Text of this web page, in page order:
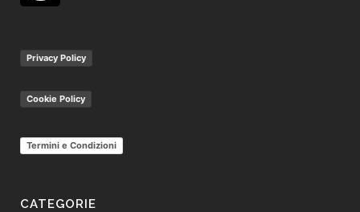
Privacy Policy
Cookie Policy
Termini e Condizioni
CATEGORIE